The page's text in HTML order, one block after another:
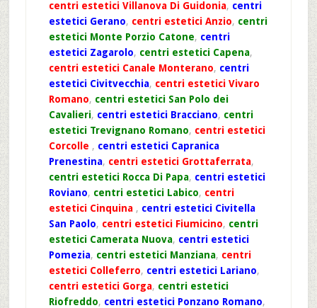
centri estetici Villanova Di Guidonia, centri
estetici Gerano, centri estetici Anzio, centri
estetici Monte Porzio Catone, centri
estetici Zagarolo, centri estetici Capena,
centri estetici Canale Monterano, centri
estetici Civitvecchia, centri estetici Vivaro
Romano, centri estetici San Polo dei
Cavalieri, centri estetici Bracciano, centri
estetici Trevignano Romano, centri estetici
Corcolle , centri estetici Capranica
Prenestina, centri estetici Grottaferrata,
centri estetici Rocca Di Papa, centri estetici
Roviano, centri estetici Labico, centri
estetici Cinquina , centri estetici Civitella
San Paolo, centri estetici Fiumicino, centri
estetici Camerata Nuova, centri estetici
Pomezia, centri estetici Manziana, centri
estetici Colleferro, centri estetici Lariano,
centri estetici Gorga, centri estetici
Riofreddo, centri estetici Ponzano Romano,